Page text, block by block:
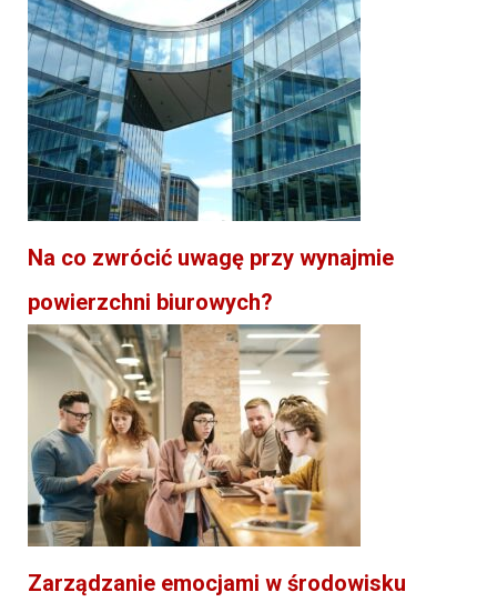
Na co zwrócić uwagę przy wynajmie
powierzchni biurowych?
Zarządzanie emocjami w środowisku